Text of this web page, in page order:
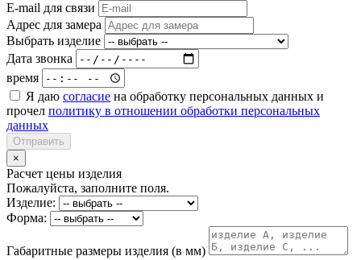
E-mail для связи
Адрес для замера
Выбрать изделие
Дата звонка
время
Я даю согласие на обработку персональных данных и
прочел политику в отношении обработки персональных
данных
Отправить
×
Расчет цены изделия
Пожалуйста, заполните поля.
Изделие:
Форма:
Габаритные размеры изделия (в мм)